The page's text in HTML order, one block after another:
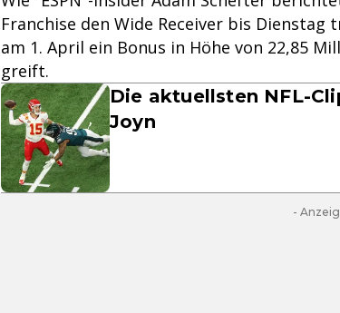
Franchise den Wide Receiver bis
am 1. April ein Bonus in Höhe von 22,85
greift.
Die aktuellsten NFL-
Joyn
-